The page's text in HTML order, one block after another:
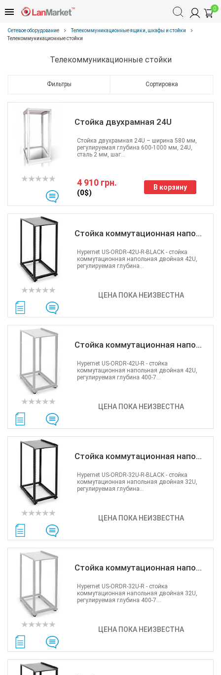
0
Сетевое оборудование
Телекоммуникационные ящики, шкафы и стойки
Телекоммуникационные стойки
Телекоммуникационные стойки
Фильтры Сортировка
Стойка двухрамная 24U
4 910 грн.
(0$)
В корзину
Стойка двухрамная 24U – ширина 580 мм,
регулируемая глубина 600-1000 мм, 24U,
сталь 2 мм, шаг...
Стойка коммутационная напо...
ЦЕНА ПОКА НЕИЗВЕСТНА
Hypernet US-ORDR-42U-R-BLACK - cтойка
коммутационная напольная двойная 42U,
регулируемая глубина...
Стойка коммутационная напо...
ЦЕНА ПОКА НЕИЗВЕСТНА
Hypernet US-ORDR-42U-R - cтойка
коммутационная напольная двойная 42U,
регулируемая глубина 400-7...
Стойка коммутационная напо...
ЦЕНА ПОКА НЕИЗВЕСТНА
Hypernet US-ORDR-32U-R-BLACK - cтойка
коммутационная напольная двойная 32U,
регулируемая глубина...
Стойка коммутационная напо...
ЦЕНА ПОКА НЕИЗВЕСТНА
Hypernet US-ORDR-32U-R - cтойка
коммутационная напольная двойная 32U,
регулируемая глубина 400-7...